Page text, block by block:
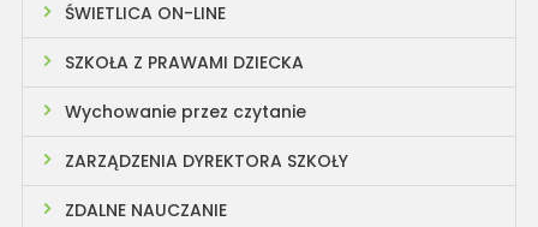
ŚWIETLICA ON-LINE
SZKOŁA Z PRAWAMI DZIECKA
Wychowanie przez czytanie
ZARZĄDZENIA DYREKTORA SZKOŁY
ZDALNE NAUCZANIE